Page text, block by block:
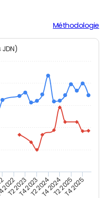
Méthodologie
JDN)
T2 2023T4 2023T2 2024T4 2024T2 2025T4 2025